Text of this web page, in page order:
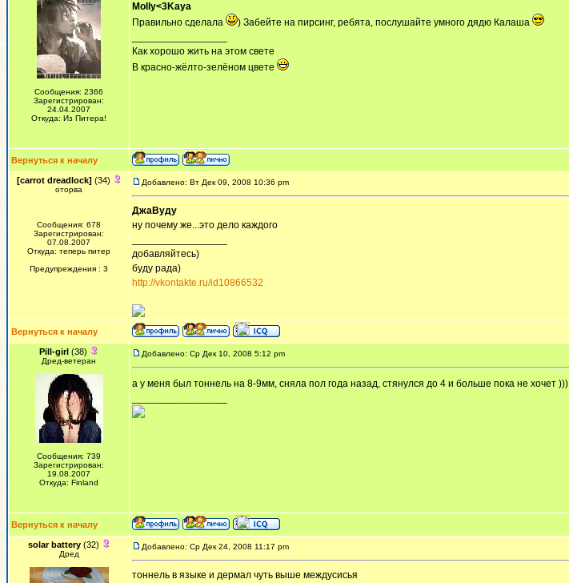
Сообщения: 2366
Зарегистрирован:
24.04.2007
Откуда: Из Питера!
Molly<3Kaya
Правильно сделала
) Забейте на пирсинг, ребята, послушайте умного дядю Калаша
Как хорошо жить на этом свете
В красно-жёлто-зелёном цвете
Вернуться к началу
[carrot dreadlock] (34)
оторва
Сообщения: 678
Зарегистрирован:
07.08.2007
Откуда: теперь питер
Предупреждения : 3
Добавлено: Вт Дек 09, 2008 10:36 pm
ДжаВуду
ну почему же...это дело каждого
добавляйтесь)
буду рада)
http://vkontakte.ru/id10866532
Вернуться к началу
Pill-girl (38)
Дред-ветеран
Сообщения: 739
Зарегистрирован:
19.08.2007
Откуда: Finland
Добавлено: Ср Дек 10, 2008 5:12 pm
а у меня был тоннель на 8-9мм, сняла пол года назад, стянулся до 4 и больше пока не хочет )))
Вернуться к началу
solar battery(32)
Дред
Добавлено: Ср Дек 24, 2008 11:17 pm
тоннель в языке и дермал чуть выше междусисья